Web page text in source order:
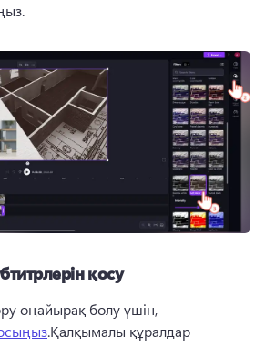
қосу
оңайырақ болу үшін,
.Қалқымалы құралдар